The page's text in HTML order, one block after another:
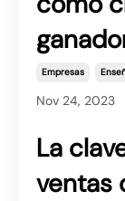
Empresas
Nov 24, 2023
La
ventas